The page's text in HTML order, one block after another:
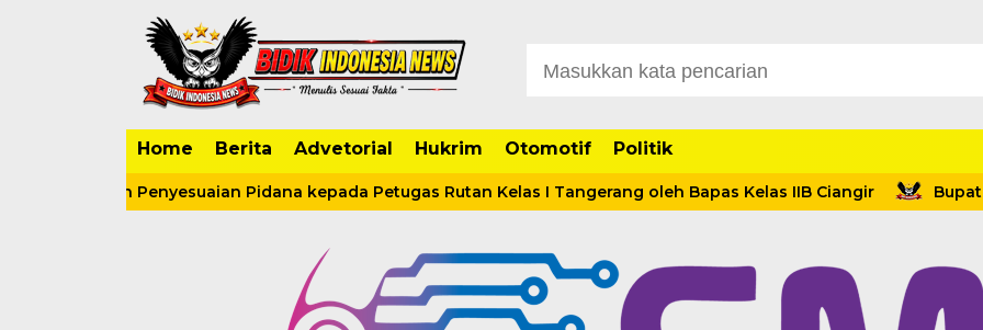
Home Berita Advetorial Hukrim Otomotif Politik
dan Penyesuaian Pidana kepada Petugas Rutan Kelas I Tangerang oleh Bapas Kelas IIB Ciangir Bupati